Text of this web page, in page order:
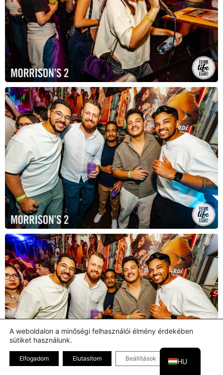
A weboldalon a minőségi felhasználói élmény érdekében
sütiket használunk.
Elfogadom Elutasítom Beállítások Bezárás
HU